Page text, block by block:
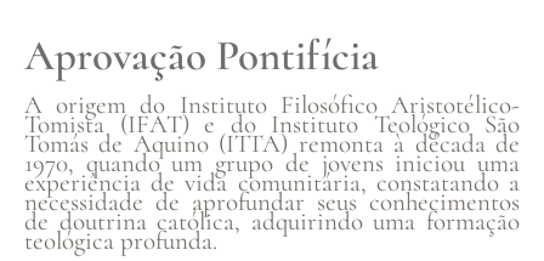
Aprovação Pontifícia
A origem do Instituto Filosófico Aristotélico-
Tomista (IFAT) e do Instituto Teológico São
Tomás de Aquino (ITTA) remonta à década de
1970, quando um grupo de jovens iniciou uma
experiência de vida comunitária, constatando a
necessidade de aprofundar seus conhecimentos
de doutrina católica, adquirindo uma formação
teológica profunda.